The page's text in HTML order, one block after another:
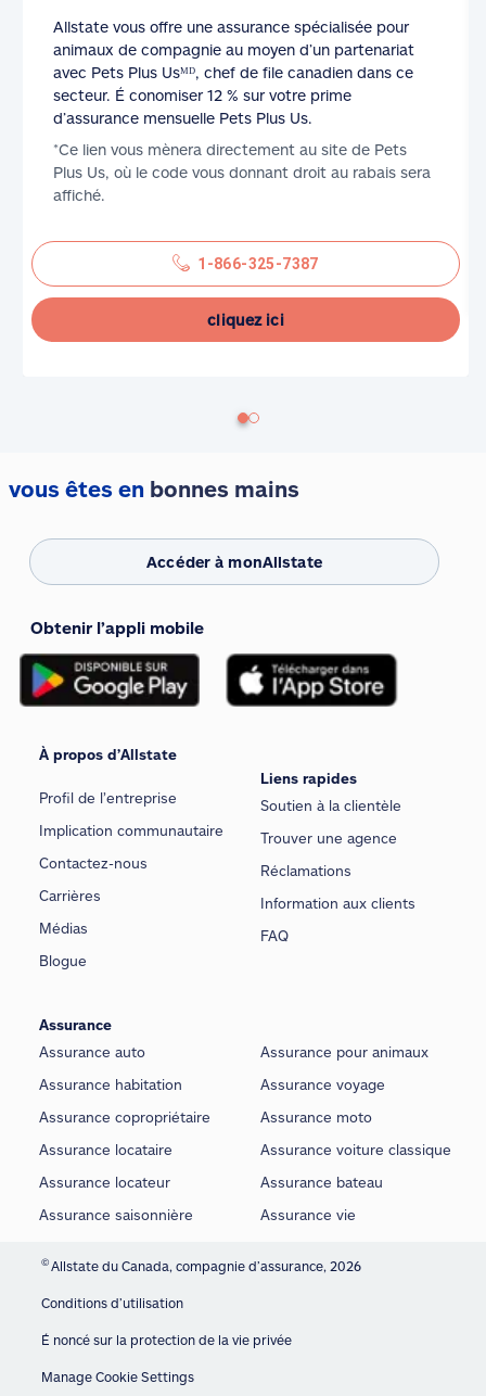
Allstate vous offre une assurance spécialisée pour
animaux de compagnie au moyen d’un partenariat
avec Pets Plus Usᴹᴰ, chef de file canadien dans ce
secteur. É conomiser 12 % sur votre prime
d’assurance mensuelle Pets Plus Us.
*Ce lien vous mènera directement au site de Pets
Plus Us, où le code vous donnant droit au rabais sera
affiché.
1-866-325-7387
cliquez ici
vous êtes en bonnes mains
Accéder à monAllstate
Obtenir l’appli mobile
À propos d’Allstate
Profil de l’entreprise
Implication communautaire
Contactez-nous
Carrières
Médias
Blogue
Liens rapides
Soutien à la clientèle
Trouver une agence
Réclamations
Information aux clients
FAQ
Assurance
Assurance auto
Assurance habitation
Assurance copropriétaire
Assurance locataire
Assurance locateur
Assurance saisonnière
Assurance pour animaux
Assurance voyage
Assurance moto
Assurance voiture classique
Assurance bateau
Assurance vie
©Allstate du Canada, compagnie d’assurance, 2026
Conditions d’utilisation
É noncé sur la protection de la vie privée
Manage Cookie Settings